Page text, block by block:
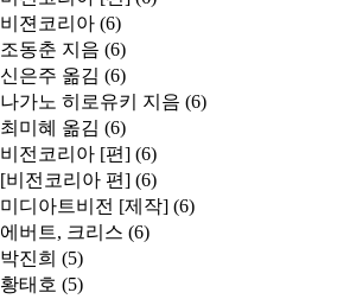
비젼코리아 (6)
조동춘 지음 (6)
신은주 옮김 (6)
나가노 히로유키 지음 (6)
최미혜 옮김 (6)
비전코리아 [편] (6)
[비전코리아 편] (6)
미디아트비전 [제작] (6)
에버트, 크리스 (6)
박진희 (5)
황태호 (5)